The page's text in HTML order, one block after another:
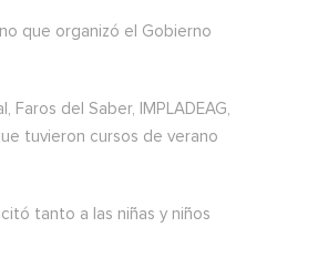
que organizó el Gobierno
del Saber, IMPLADEAG,
tuvieron cursos de verano
tanto a las niñas y niños